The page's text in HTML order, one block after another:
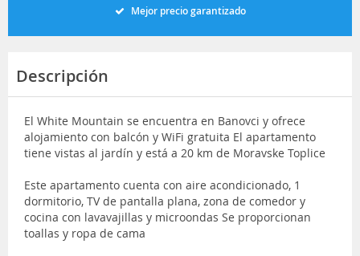
Mejor precio garantizado
Descripción
El White Mountain se encuentra en Banovci y ofrece
alojamiento con balcón y WiFi gratuita El apartamento
tiene vistas al jardín y está a 20 km de Moravske Toplice
Este apartamento cuenta con aire acondicionado, 1
dormitorio, TV de pantalla plana, zona de comedor y
cocina con lavavajillas y microondas Se proporcionan
toallas y ropa de cama